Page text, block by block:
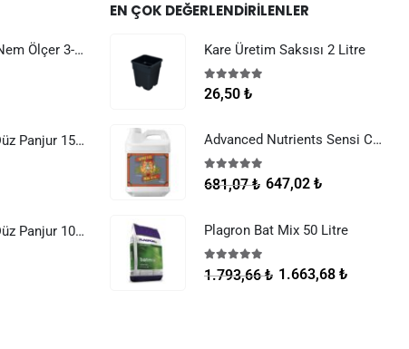
Dijital Sıcaklık Nem Ölçer 3-1 Sensör Kablolu
Raksan Smart Düz Panjur 150 mm Sinek Telli
Raksan Smart Düz Panjur 100 mm Sinek Telli
EN ÇOK DEĞERLENDIRILENLER
Kare Üretim Saksısı 2 Litre
5.005 üzerinden
26,50 ₺
Advanced Nutrients Sensi Cal Mag Xtra 250 ml
5.00 5 üzerinden
681,07₺ 647,02 ₺
Plagron Bat Mix 50 Litre
5.00 5 üzerinden
1.793,66₺ 1.663,68 ₺